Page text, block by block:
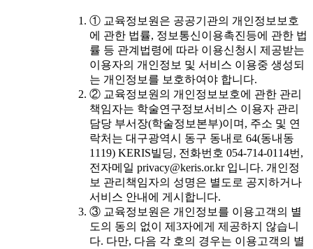
① 교육정보원은 공공기관의 개인정보보호
에 관한 법률, 정보통신이용촉진등에 관한 법
률 등 관계법령에 따라 이용신청시 제공받는
이용자의 개인정보 및 서비스 이용중 생성되
는 개인정보를 보호하여야 합니다.
② 교육정보원의 개인정보보호에 관한 관리
책임자는 학술연구정보서비스 이용자 관리
담당 부서장(학술정보본부)이며, 주소 및 연
락처는 대구광역시 동구 동내로 64(동내동
1119) KERIS빌딩, 전화번호 054-714-0114번,
전자메일 privacy@keris.or.kr 입니다. 개인정
보 관리책임자의 성명은 별도로 공지하거나
서비스 안내에 게시합니다.
③ 교육정보원은 개인정보를 이용고객의 별
도의 동의 없이 제3자에게 제공하지 않습니
다. 다만, 다음 각 호의 경우는 이용고객의 별